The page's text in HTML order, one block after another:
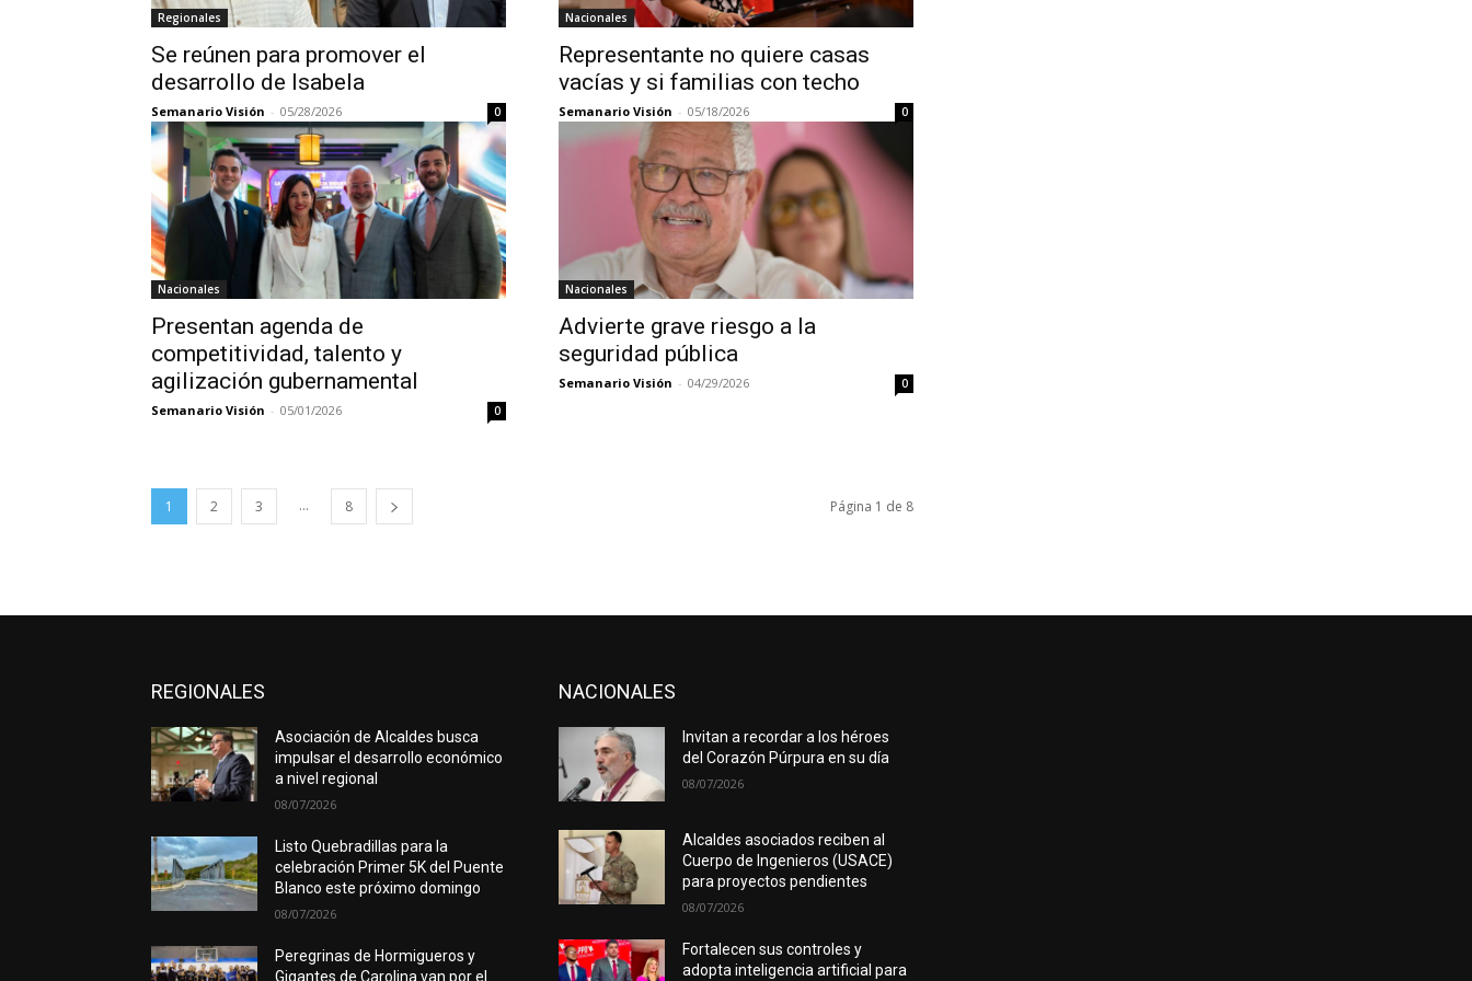
Regionales
Se reúnen para promover el
desarrollo de Isabela
Semanario Visión - 05/28/2026 0
Nacionales
Representante no quiere casas
vacías y si familias con techo
Semanario Visión - 05/18/2026 0
Nacionales
Presentan agenda de
competitividad, talento y
agilización gubernamental
Semanario Visión - 05/01/2026 0
Nacionales
Advierte grave riesgo a la
seguridad pública
Semanario Visión - 04/29/2026 0
1 2 3 ... 8 Página 1 de 8
REGIONALES
Asociación de Alcaldes busca
impulsar el desarrollo económico
a nivel regional
08/07/2026
Listo Quebradillas para la
celebración Primer 5K del Puente
Blanco este próximo domingo
08/07/2026
Peregrinas de Hormigueros y
Gigantes de Carolina van por el
NACIONALES
Invitan a recordar a los héroes
del Corazón Púrpura en su día
08/07/2026
Alcaldes asociados reciben al
Cuerpo de Ingenieros (USACE)
para proyectos pendientes
08/07/2026
Fortalecen sus controles y
adopta inteligencia artificial para